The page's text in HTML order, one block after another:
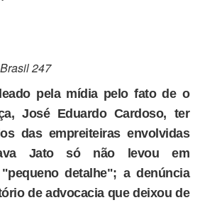
Brasil 247
pela mídia pelo fato de o
José Eduardo Cardoso, ter
das empreiteiras envolvidas
Jato só não levou em
detalhe"; a denúncia
de advocacia que deixou de